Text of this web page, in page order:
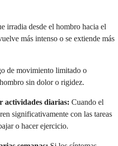
irradia desde el hombro hacia el
más intenso o se extiende más
de movimiento limitado o
sin dolor o rigidez.
actividades diarias: Cuando el
significativamente con las tareas
o hacer ejercicio.